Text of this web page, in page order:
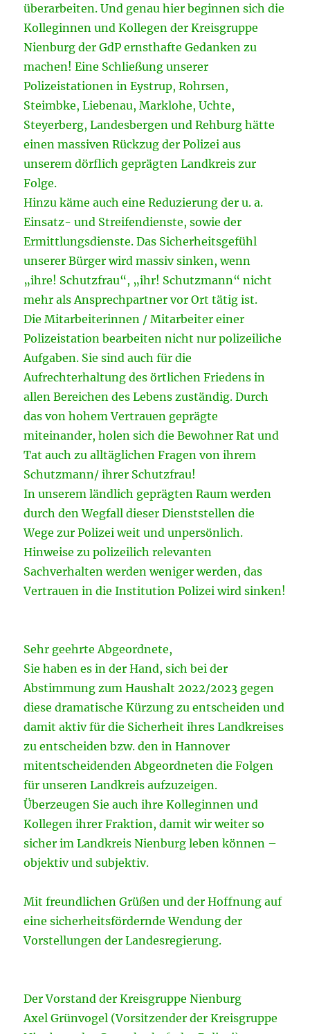
überarbeiten. Und genau hier beginnen sich die
Kolleginnen und Kollegen der Kreisgruppe
Nienburg der GdP ernsthafte Gedanken zu
machen! Eine Schließung unserer
Polizeistationen in Eystrup, Rohrsen,
Steimbke, Liebenau, Marklohe, Uchte,
Steyerberg, Landesbergen und Rehburg hätte
einen massiven Rückzug der Polizei aus
unserem dörflich geprägten Landkreis zur
Folge.
Hinzu käme auch eine Reduzierung der u. a.
Einsatz- und Streifendienste, sowie der
Ermittlungsdienste. Das Sicherheitsgefühl
unserer Bürger wird massiv sinken, wenn
„ihre! Schutzfrau“, „ihr! Schutzmann“ nicht
mehr als Ansprechpartner vor Ort tätig ist.
Die Mitarbeiterinnen / Mitarbeiter einer
Polizeistation bearbeiten nicht nur polizeiliche
Aufgaben. Sie sind auch für die
Aufrechterhaltung des örtlichen Friedens in
allen Bereichen des Lebens zuständig. Durch
das von hohem Vertrauen geprägte
miteinander, holen sich die Bewohner Rat und
Tat auch zu alltäglichen Fragen von ihrem
Schutzmann/ ihrer Schutzfrau!
In unserem ländlich geprägten Raum werden
durch den Wegfall dieser Dienststellen die
Wege zur Polizei weit und unpersönlich.
Hinweise zu polizeilich relevanten
Sachverhalten werden weniger werden, das
Vertrauen in die Institution Polizei wird sinken!
Sehr geehrte Abgeordnete,
Sie haben es in der Hand, sich bei der
Abstimmung zum Haushalt 2022/2023 gegen
diese dramatische Kürzung zu entscheiden und
damit aktiv für die Sicherheit ihres Landkreises
zu entscheiden bzw. den in Hannover
mitentscheidenden Abgeordneten die Folgen
für unseren Landkreis aufzuzeigen.
Überzeugen Sie auch ihre Kolleginnen und
Kollegen ihrer Fraktion, damit wir weiter so
sicher im Landkreis Nienburg leben können –
objektiv und subjektiv.
Mit freundlichen Grüßen und der Hoffnung auf
eine sicherheitsfördernde Wendung der
Vorstellungen der Landesregierung.
Der Vorstand der Kreisgruppe Nienburg
Axel Grünvogel (Vorsitzender der Kreisgruppe